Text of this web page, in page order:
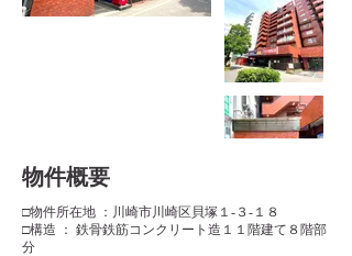
​物件概要
□物件所在地 ：川崎市川崎区貝塚１-３‐１８
□構造 ： 鉄骨鉄筋コンクリート造１１階建て８階部
分